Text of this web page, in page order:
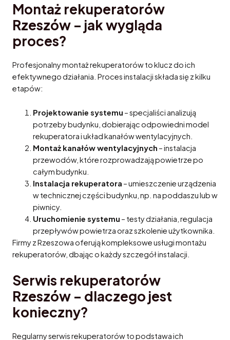
Montaż rekuperatorów
Rzeszów – jak wygląda
proces?
Profesjonalny montaż rekuperatorów to klucz do ich
efektywnego działania. Proces instalacji składa się z kilku
etapów:
Projektowanie systemu – specjaliści analizują
potrzeby budynku, dobierając odpowiedni model
rekuperatora i układ kanałów wentylacyjnych.
Montaż kanałów wentylacyjnych – instalacja
przewodów, które rozprowadzają powietrze po
całym budynku.
Instalacja rekuperatora – umieszczenie urządzenia
w technicznej części budynku, np. na poddaszu lub w
piwnicy.
Uruchomienie systemu – testy działania, regulacja
przepływów powietrza oraz szkolenie użytkownika.
Firmy z Rzeszowa oferują kompleksowe usługi montażu
rekuperatorów, dbając o każdy szczegół instalacji.
Serwis rekuperatorów
Rzeszów – dlaczego jest
konieczny?
Regularny serwis rekuperatorów to podstawa ich